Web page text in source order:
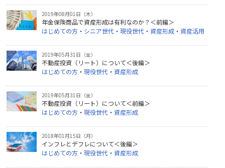
2019年08月01日（木）
年金保険商品で資産形成は有利なのか？＜前編＞
はじめての方 ・ シニア世代 ・現役世代 ・資産形成 ・資産活用
2019年05月31日（金）
不動産投資（リート）について＜後編＞
はじめての方 ・現役世代 ・資産形成
2019年05月31日（金）
不動産投資（リート）について＜前編＞
はじめての方 ・現役世代 ・資産形成
2018年01月15日（月）
インフレとデフレについて＜後編＞
はじめての方 ・現役世代 ・資産形成